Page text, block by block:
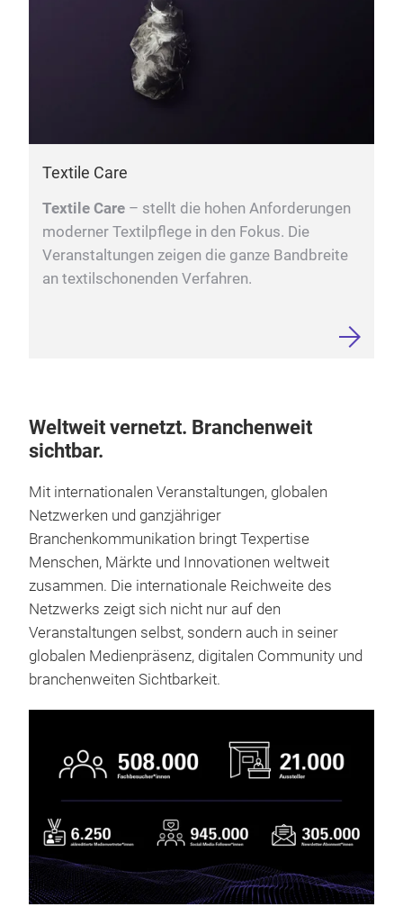
Textile Care
Textile Care – stellt die hohen Anforderungen
moderner Textilpflege in den Fokus. Die
Veranstaltungen zeigen die ganze Bandbreite
an textilschonenden Verfahren.
Weltweit vernetzt. Branchenweit
sichtbar.
Mit internationalen Veranstaltungen, globalen
Netzwerken und ganzjähriger
Branchenkommunikation bringt Texpertise
Menschen, Märkte und Innovationen weltweit
zusammen. Die internationale Reichweite des
Netzwerks zeigt sich nicht nur auf den
Veranstaltungen selbst, sondern auch in seiner
globalen Medienpräsenz, digitalen Community und
branchenweiten Sichtbarkeit.